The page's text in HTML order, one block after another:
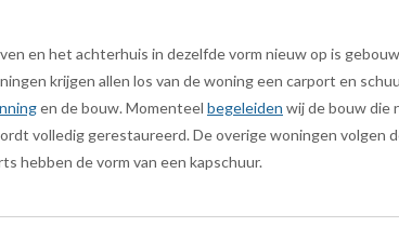
en het achterhuis in dezelfde vorm nieuw op is
krijgen allen los van de woning een carport en
en de bouw. Momenteel begeleiden wij de bouw die
volledig gerestaureerd. De overige woningen volgen
hebben de vorm van een kapschuur.